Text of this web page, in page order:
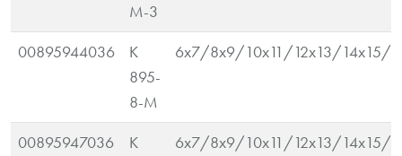
M-3
00895944036
K
895-
8-M
6x7/8x9/10x11/12x13/14x15/
00895947036
K
6x7/8x9/10x11/12x13/14x15/